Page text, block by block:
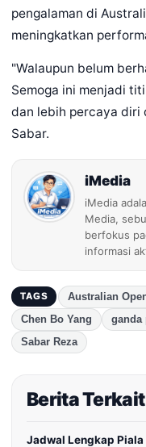
pengalaman di
meningkatkan
"Walaupun belum
Semoga ini menjadi
dan lebih percaya diri
Sabar.
iMedia
iMedia
Media,
berfokus
informasi
TAGS Australian
Chen Bo Yang
ganda
Sabar Reza
Berita Terkait
Jadwal Lengkap